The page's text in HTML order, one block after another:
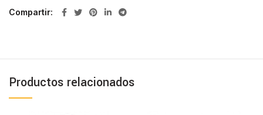
Compartir
Productos relacionados